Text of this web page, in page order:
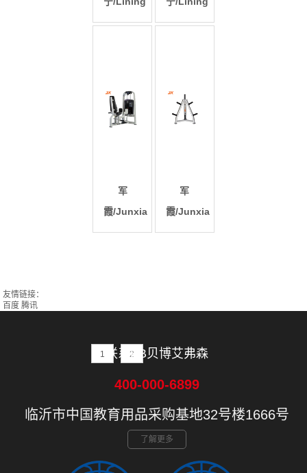
军
霞/Junxia
军
霞/Junxia
1 2
友情链接：
百度 腾讯
联系BB贝博艾弗森
400-000-6899
临沂市中国教育用品采购基地32号楼1666号
了解更多